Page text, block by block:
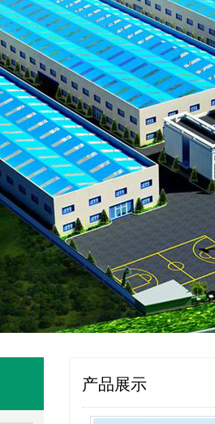
产品展示